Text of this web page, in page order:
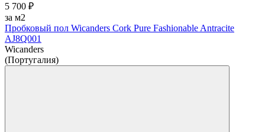
5 700 ₽
за м2
Пробковый пол Wicanders Cork Pure Fashionable Antracite
AJ8Q001
Wicanders
(Португалия)